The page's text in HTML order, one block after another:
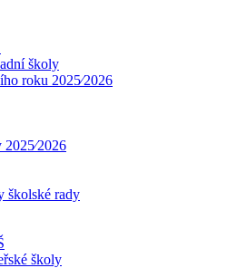
školy
roku 2025⁄2026
školské rady
školy